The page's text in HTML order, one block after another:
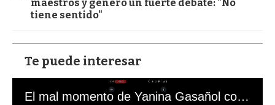
maestros y generó un fuerte debate: "No
tiene sentido"
Te puede interesar
El mal momento de Yanina Gasañol con un hincha argentino en "Subrayado"